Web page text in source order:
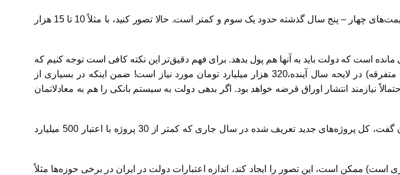
اما این فضای در اختیار دقیقاً چقدر بزرگ است؟ بهتر است بدانیم که 40 هزار میلیارد تومان به قیمت‌های چهار – پنج سال گذشته حدود یک سوم و کمتر است. حالا تصور کنید، با مثلاً 10 تا 15 هزار
است که دولت باید به آنها هم پول بدهد. برای فهم دقیق‌تر این نکته کافی است توجه کنیم که
همین الان برای تکمیل صرفاً 60 درصد طرح‌های عمرانی (کل طرح‌ها منهای طرح‌های عمرانی متفرقه) در لایحه سال آینده،‌320 هزار میلیارد تومان مورد نیاز است! ضمن اینکه در بسیاری از
نیازمند انتشار اوراق قرضه خواهد بود. اگر بدهی دولت به سیستم بانکی را هم به معادلاتمان
در واقع، با وضعیت فعلی، عملاً جایی برای سیاست‌گذاری مالی در بودجه وجود ندارد. شاید بتوان گفت، کل پروژه‌های جدید تعریف شده در سال جاری که کمتر از 30 پروژه با اعتبار 500 میلیارد
ممکن است، این تصور را ایجاد کند، اندازه اعتبارات دولت در ایران در برخی حوزه‌ها مثلاً